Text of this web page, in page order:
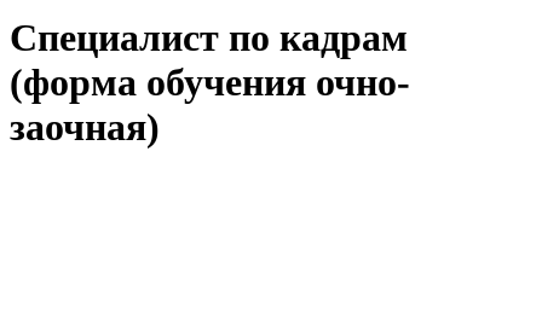
Специалист по кадрам
(форма обучения очно-
заочная)